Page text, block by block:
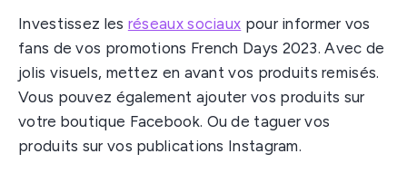
Investissez les réseaux sociaux pour informer vos
fans de vos promotions French Days 2023. Avec de
jolis visuels, mettez en avant vos produits remisés.
Vous pouvez également ajouter vos produits sur
votre boutique Facebook. Ou de taguer vos
produits sur vos publications Instagram.